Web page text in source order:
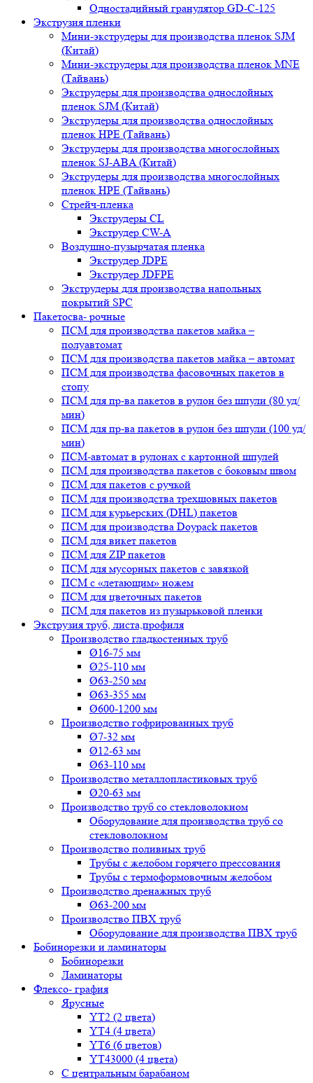
Одностадийный гранулятор GD-C-125
Экструзия пленки
Мини-экструдеры для производства пленок SJM
(Китай)
Мини-экструдеры для производства пленок MNE
(Тайвань)
Экструдеры для производства однослойных
пленок SJM (Китай)
Экструдеры для производства однослойных
пленок HPE (Тайвань)
Экструдеры для производства многослойных
пленок SJ-ABA (Китай)
Экструдеры для производства многослойных
пленок HPE (Тайвань)
Стрейч-пленка
Экструдеры CL
Экструдер CW-A
Воздушно-пузырчатая пленка
Экструдер JDPE
Экструдер JDFPE
Экструдеры для производства напольных
покрытий SPC
Пакетосва- рочные
ПСМ для производства пакетов майка –
полуавтомат
ПСМ для производства пакетов майка – автомат
ПСМ для производства фасовочных пакетов в
стопу
ПСМ для пр-ва пакетов в рулон без шпули (80 уд/
мин)
ПСМ для пр-ва пакетов в рулон без шпули (100 уд/
мин)
ПСМ-автомат в рулонах с картонной шпулей
ПСМ для производства пакетов с боковым швом
ПСМ для пакетов с ручкой
ПСМ для производства трехшовных пакетов
ПСМ для курьерских (DHL) пакетов
ПСМ для производства Doypack пакетов
ПСМ для викет пакетов
ПСМ для ZIP пакетов
ПСМ для мусорных пакетов с завязкой
ПСМ с «летающим» ножем
ПСМ для цветочных пакетов
ПСМ для пакетов из пузырьковой пленки
Экструзия труб, листа,профиля
Производство гладкостенных труб
Ø16-75 мм
Ø25-110 мм
Ø63-250 мм
Ø63-355 мм
Ø600-1200 мм
Производство гофрированных труб
Ø7-32 мм
Ø12-63 мм
Ø63-110 мм
Производство металлопластиковых труб
Ø20-63 мм
Производство труб со стекловолокном
Оборудование для производства труб со
стекловолокном
Производство поливных труб
Трубы с желобом горячего прессования
Трубы с термоформовочным желобом
Производство дренажных труб
Ø63-200 мм
Производство ПВХ труб
Оборудование для производства ПВХ труб
Бобинорезки и ламинаторы
Бобинорезки
Ламинаторы
Флексо- графия
Ярусные
YT2 (2 цвета)
YT4 (4 цвета)
YT6 (6 цветов)
YT43000 (4 цвета)
С центральным барабаном